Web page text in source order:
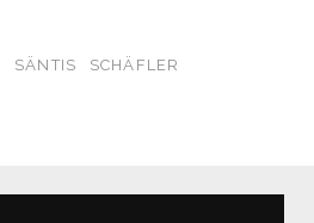
SÄNTIS SCHÄFLER